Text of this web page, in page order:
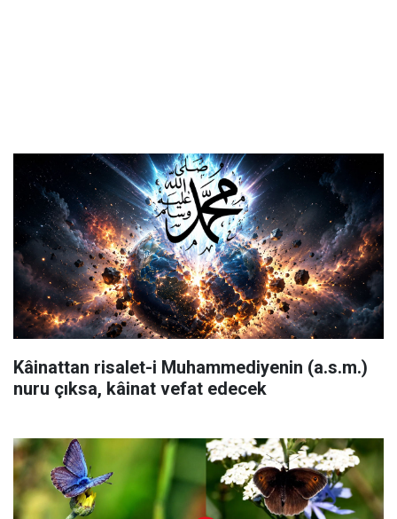
Kâinattan risalet-i Muhammediyenin (a.s.m.)
nuru çıksa, kâinat vefat edecek